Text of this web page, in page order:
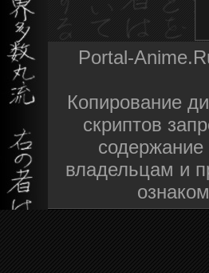
Portal-
Копирование
скриптов
владельцам и